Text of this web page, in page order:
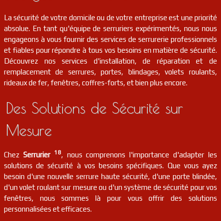
18 Menetou-râtel FR
serrurier 18 Verneuil FR 18210
Henrichemont
serrurier 18 Marçais FR 18170
serrurier 18 Uzay-le-venon FR 18190
18
La sécurité de votre domicile ou de votre entreprise est une priorité
absolue. En tant qu'équipe de serruriers expérimentés, nous nous
engageons à vous fournir des services de serrurerie professionnels
et fiables pour répondre à tous vos besoins en matière de sécurité.
Découvrez nos services d'installation, de réparation et de
remplacement de serrures, portes, blindages, volets roulants,
rideaux de fer, fenêtres, coffres-forts, et bien plus encore.
Des Solutions de Sécurité sur
Mesure
Chez Serrurier 18, nous comprenons l'importance d'adapter les
solutions de sécurité à vos besoins spécifiques. Que vous ayez
besoin d'une nouvelle serrure haute sécurité, d'une porte blindée,
d'un volet roulant sur mesure ou d'un système de sécurité pour vos
fenêtres, nous sommes là pour vous offrir des solutions
personnalisées et efficaces.